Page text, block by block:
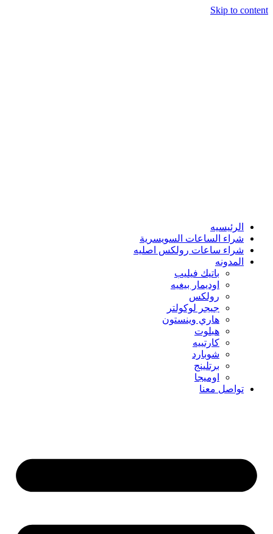
Skip to content
الرئيسيه
شراء الساعات السويسرية
شراء ساعات رولكس اصليه
المدونه
باتيك فيليب
اوديمار بيغيه
رولكس
جيجر لوكولتر
هاري وينستون
هبلوت
كارتييه
شوبارد
برتلينج
اوميجا
تواصل معنا